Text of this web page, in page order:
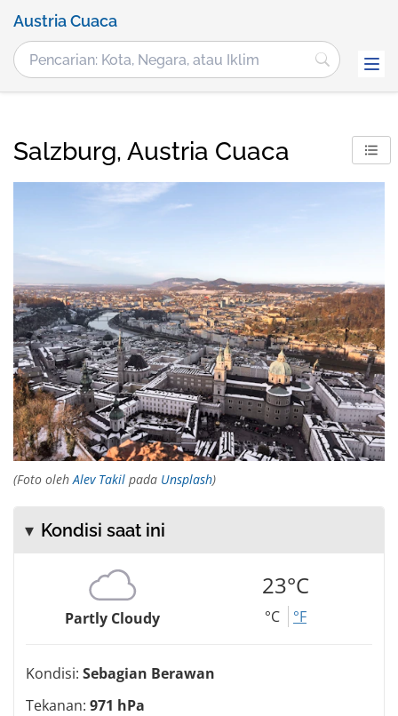
Austria Cuaca
Salzburg, Austria Cuaca
(Foto oleh Alev Takil pada Unsplash)
Kondisi saat ini
Partly Cloudy
23°C
°C °F
Kondisi: Sebagian Berawan
Tekanan: 971 hPa